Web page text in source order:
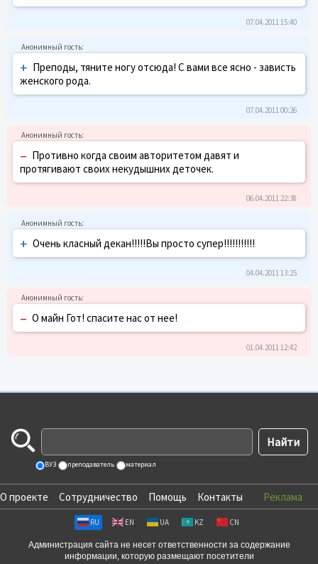
07.04.2011 15:40
+ Преподы, тяните ногу отсюда! С вами все ясно - зависть
женского рода.
07.04.2011 00:26
– Противно когда своим авторитетом давят и
протягивают своих некудышних деточек.
06.04.2011 22:38
+ Очень класный декан!!!!!Вы просто супер!!!!!!!!!!!
04.04.2011 13:25
– О майн Гот! спасите нас от нее!
01.04.2011 12:42
ВУЗ преподаватель материал
О проекте Сотрудничество Помощь Контакты Реклама
RU EN UA KZ CN
Администрация сайта не несет ответственности за содержание
информации, которую размещают посетители